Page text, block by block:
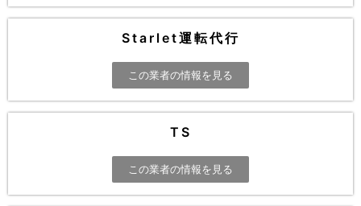
Starlet運転代行
この業者の情報を見る
TS
この業者の情報を見る